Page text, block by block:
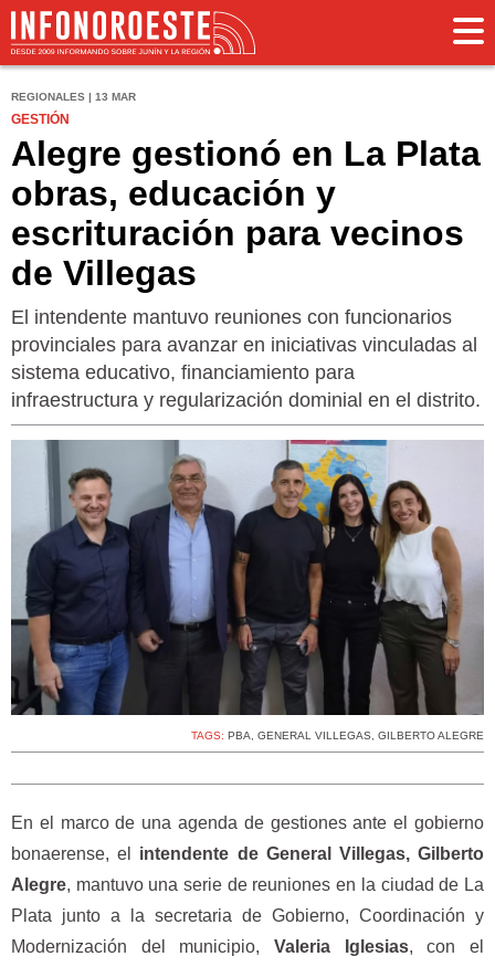
REGIONALES | 13 MAR
GESTIÓN
Alegre gestionó en La Plata
obras, educación y
escrituración para vecinos
de Villegas
El intendente mantuvo reuniones con funcionarios
provinciales para avanzar en iniciativas vinculadas al
sistema educativo, financiamiento para
infraestructura y regularización dominial en el distrito.
TAGS: PBA, GENERAL VILLEGAS, GILBERTO ALEGRE
En el marco de una agenda de gestiones ante el gobierno
bonaerense, el intendente de General Villegas,Gilberto
Alegre, mantuvo una serie de reuniones en la ciudad de La
Plata junto a la secretaria de Gobierno, Coordinación y
Modernización del municipio, Valeria Iglesias, con el